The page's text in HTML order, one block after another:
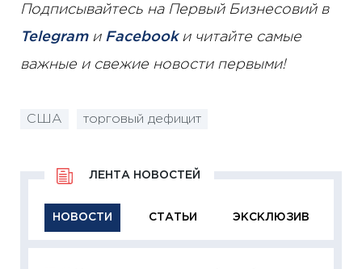
Подписывайтесь на Первый Бизнесовий в
Telegramи Facebookи читайте самые
важные и свежие новости первыми!
США торговый дефицит
НОВОСТИ СТАТЬИ ЭКСКЛЮЗИВ
ЛЕНТА НОВОСТЕЙ